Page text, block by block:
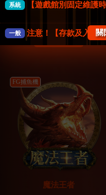
立即開始
FG捕魚機
魔法王者
系統 【遊戲館別固定維護時
一般 注意！【存款及入款注
【系統公告】
【會員權益公告】
關